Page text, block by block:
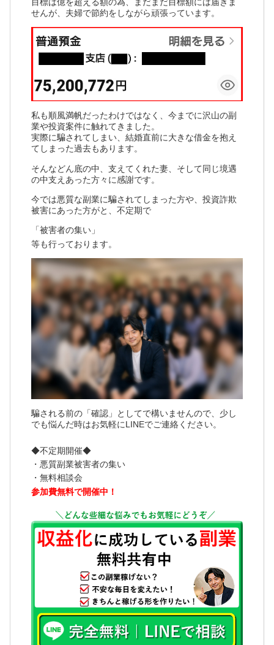
せんが、夫婦で節約をしながら頑張っています。
私も順風満帆だったわけではなく、今までに沢山の副
業や投資案件に触れてきました。
実際に騙されてしまい、結婚直前に大きな借金を抱え
てしまった過去もあります。
そんなどん底の中、支えてくれた妻、そして同じ境遇
の中支えあった方々に感謝です。
今では悪質な副業に騙されてしまった方や、投資詐欺
被害にあった方がと、不定期で
「被害者の集い」
等も行っております。
騙される前の「確認」としてで構いませんので、少し
でも悩んだ時はお気軽にLINEでご連絡ください。
◆不定期開催◆
・悪質副業被害者の集い
・無料相談会
参加費無料で開催中！